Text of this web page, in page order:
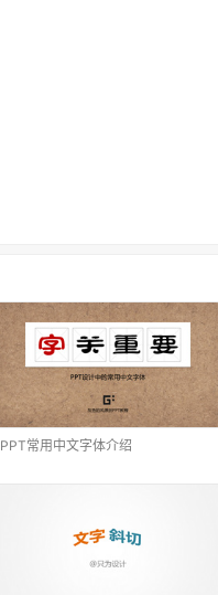
PPT常用中文字体介绍